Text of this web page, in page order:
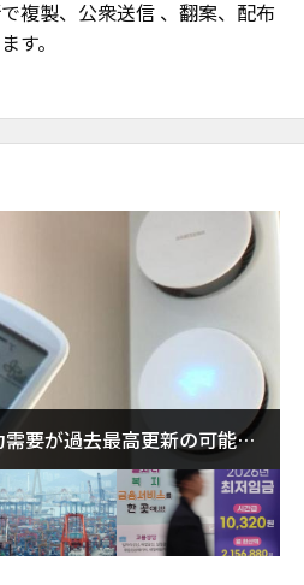
複製、公衆送信 、翻案、配布
す。
要が過去最高更新の可能性